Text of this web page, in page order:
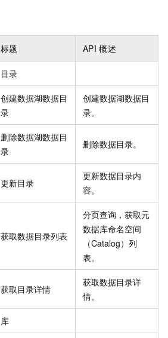
标题 API 概述
目录
创建数据湖数据目
录
创建数据湖数据目
录。
删除数据湖数据目
录
删除数据目录。
更新目录
更新数据目录内
容。
获取数据目录列表
分页查询，获取元
数据库命名空间
（Catalog）列
表。
获取目录详情
获取数据目录详
情。
库